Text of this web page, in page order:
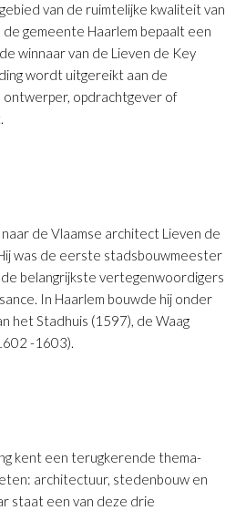
van de ruimtelijke kwaliteit van
gemeente Haarlem bepaalt een
winnaar van de Lieven de Key
wordt uitgereikt aan de
opdrachtgever of
de Vlaamse architect Lieven de
was de eerste stadsbouwmeester
de belangrijkste vertegenwoordigers
In Haarlem bouwde hij onder
het Stadhuis (1597), de Waag
-1603).
kent een terugkerende thema-
architectuur, stedenbouw en
staat een van deze drie